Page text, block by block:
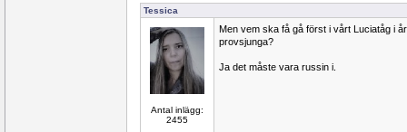
Tessica
Antal inlägg:
2455
Men vem ska få gå först i vårt Luciatåg i
provsjunga?
Ja det måste vara russin i.